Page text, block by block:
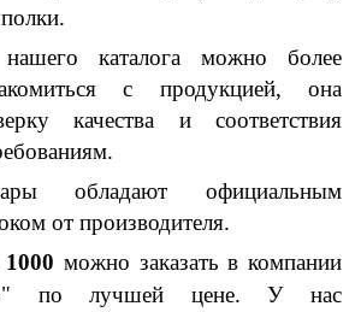
нашего каталога можно более
с продукцией, она
качества и соответствия
обладают официальным
от производителя.
можно заказать в компании
по лучшей цене. У нас